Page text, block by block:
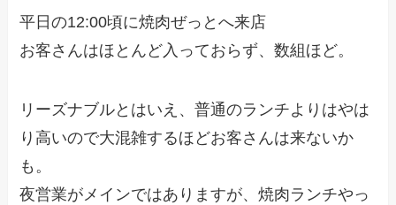
平日の12:00頃に焼肉ぜっとへ来店
お客さんはほとんど入っておらず、数組ほど。
リーズナブルとはいえ、普通のランチよりはやは
り高いので大混雑するほどお客さんは来ないか
も。
夜営業がメインではありますが、焼肉ランチやっ